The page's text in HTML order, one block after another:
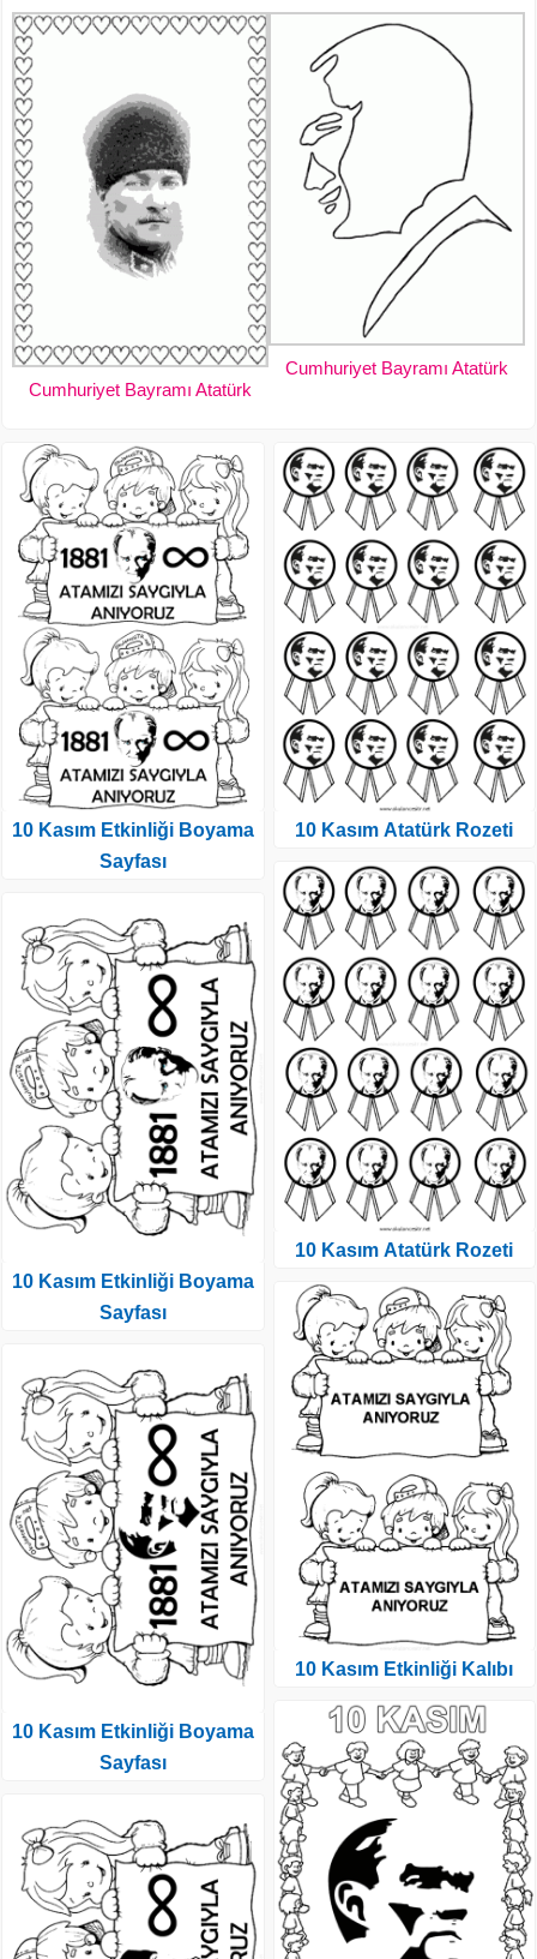
Cumhuriyet Bayramı Atatürk
Cumhuriyet Bayramı Atatürk
10 Kasım Etkinliği Boyama
Sayfası
10 Kasım Etkinliği Boyama
Sayfası
10 Kasım Etkinliği Boyama
Sayfası
10 Kasım Atatürk Rozeti
10 Kasım Atatürk Rozeti
10 Kasım Etkinliği Kalıbı